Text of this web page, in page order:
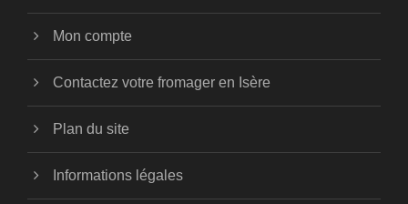
Mon compte
Contactez votre fromager en Isère
Plan du site
Informations légales